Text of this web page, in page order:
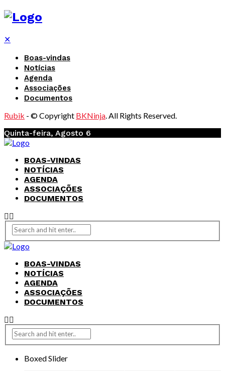
✕
Boas-vindas
Notícias
Agenda
Associações
Documentos
Rubik - © Copyright BKNinja. All Rights Reserved.
Quinta-feira, Agosto 6
BOAS-VINDAS
NOTÍCIAS
AGENDA
ASSOCIAÇÕES
DOCUMENTOS
BOAS-VINDAS
NOTÍCIAS
AGENDA
ASSOCIAÇÕES
DOCUMENTOS
Boxed Slider